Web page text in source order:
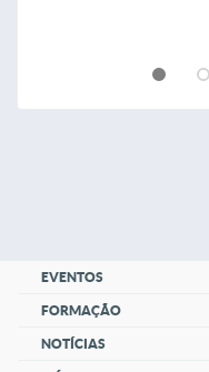
EVENTOS
FORMAÇÃO
NOTÍCIAS